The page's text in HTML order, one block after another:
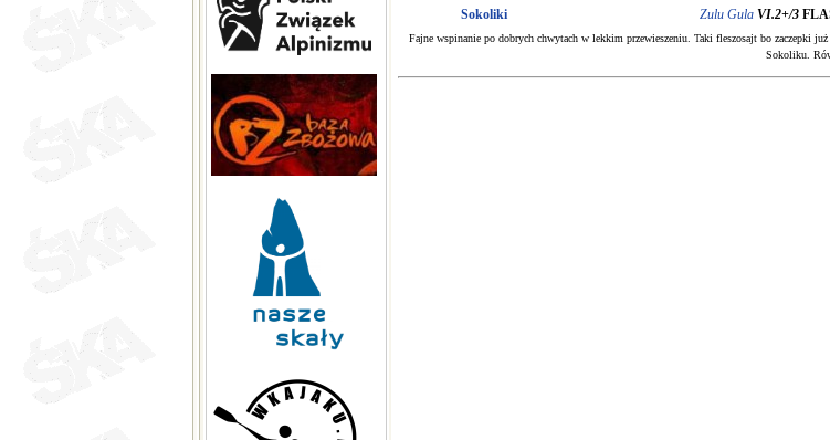
Sokoliki Zulu Gula VI.2+/3
Fajne wspinanie po dobrych chwytach w lekkim przewieszeniu. Taki fleszosajt bo zaczepki
Sokoliku.